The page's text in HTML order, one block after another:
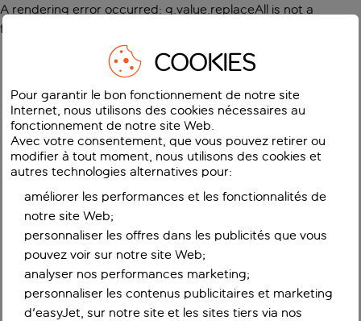
A rendering error occurred: g.value.replaceAll is not a
function
COOKIES
Pour garantir le bon fonctionnement de notre site
Internet, nous utilisons des cookies nécessaires au
fonctionnement de notre site Web.
Avec votre consentement, que vous pouvez retirer ou
modifier à tout moment, nous utilisons des cookies et
autres technologies alternatives pour:
améliorer les performances et les fonctionnalités de
notre site Web;
personnaliser les offres dans les publicités que vous
pouvez voir sur notre site Web;
analyser nos performances marketing;
personnaliser les contenus publicitaires et marketing
d'easyJet, sur notre site et les sites tiers via nos